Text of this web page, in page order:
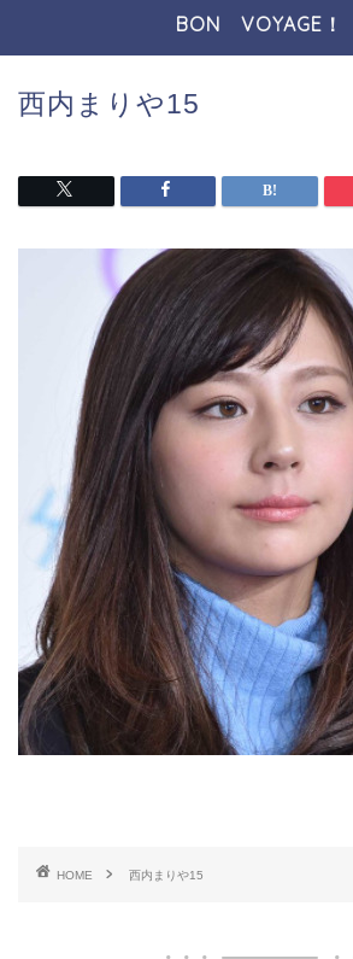
BON VOYAGE！
西内まりや15
HOME 西内まりや15